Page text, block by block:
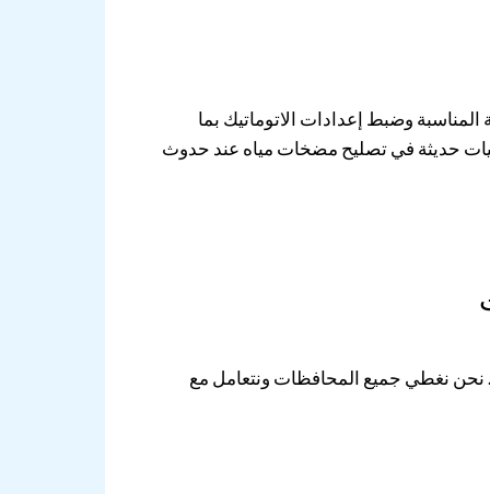
وضبط إعدادات الاتوماتيك بما
حديثة في تصليح مضخات مياه عند حدوث
نحن نغطي جميع المحافظات ونتعامل مع